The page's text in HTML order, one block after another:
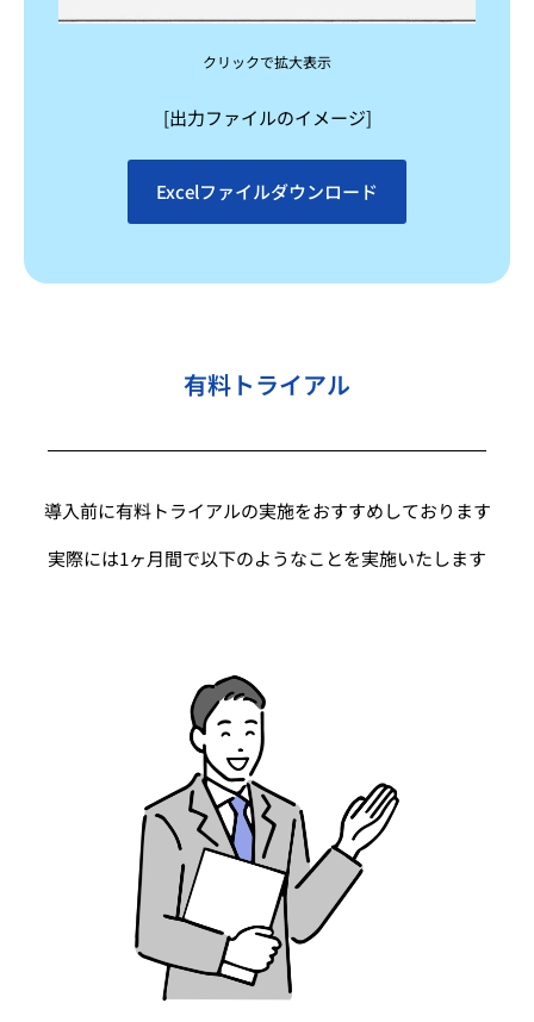
クリックで拡大表示
[出力ファイルのイメージ]
Excelファイルダウンロード
有料トライアル
導入前に有料トライアルの実施をおすすめしております
実際には1ヶ月間で以下のようなことを実施いたします